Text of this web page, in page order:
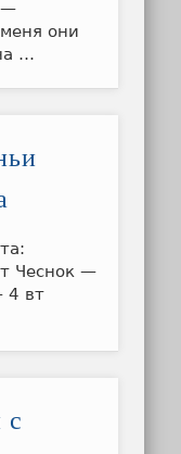
—
они
…
Чеснок —
4 вт
с